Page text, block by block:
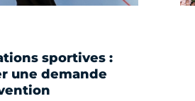
sportives :
une demande